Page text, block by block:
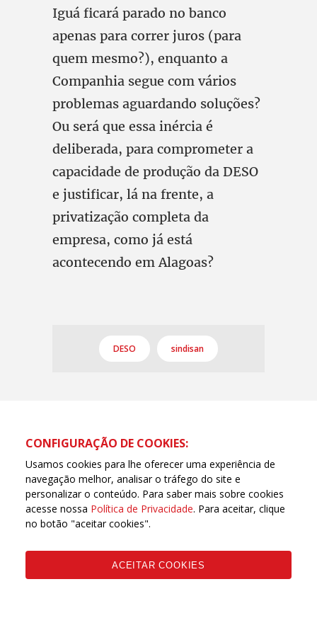
Iguá ficará parado no banco
apenas para correr juros (para
quem mesmo?), enquanto a
Companhia segue com vários
problemas aguardando soluções?
Ou será que essa inércia é
deliberada, para comprometer a
capacidade de produção da DESO
e justificar, lá na frente, a
privatização completa da
empresa, como já está
acontecendo em Alagoas?
DESO sindisan
CONFIGURAÇÃO DE COOKIES:
Usamos cookies para lhe oferecer uma experiência de
navegação melhor, analisar o tráfego do site e
personalizar o conteúdo. Para saber mais sobre cookies
acesse nossa Política de Privacidade. Para aceitar, clique
no botão "aceitar cookies".
ACEITAR COOKIES